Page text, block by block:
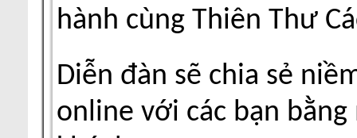
hành cùng Thiên Thư
Diễn đàn sẽ chia sẻ
online với các bạn